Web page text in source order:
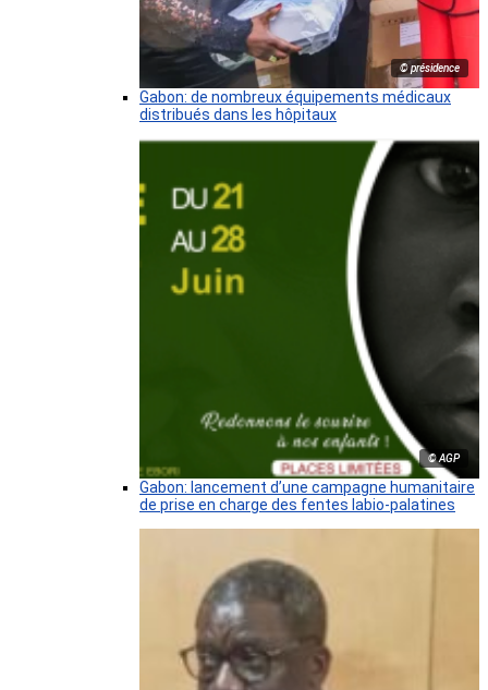
© présidence
Gabon: de nombreux équipements médicaux
distribués dans les hôpitaux
© AGP
Gabon: lancement d’une campagne humanitaire
de prise en charge des fentes labio-palatines